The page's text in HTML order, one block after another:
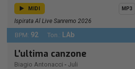
MIDI MP3
Ispirata Al Live Sanremo 2026
BPM: 92 Ton.: LAb
L'ultima canzone
Biagio Antonacci - Juli